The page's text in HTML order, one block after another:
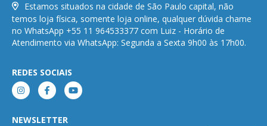
Estamos situados na cidade de São Paulo capital, não
temos loja física, somente loja online, qualquer dúvida chame
no WhatsApp +55 11 964533377 com Luiz - Horário de
Atendimento via WhatsApp: Segunda a Sexta 9h00 às 17h00.
REDES SOCIAIS
NEWSLETTER